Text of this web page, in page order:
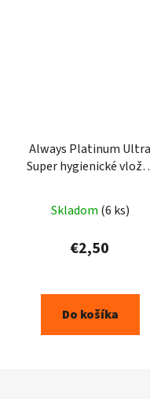
Always Platinum Ultra
Super hygienické
Skladom (6 ks)
€2,50
Do košíka